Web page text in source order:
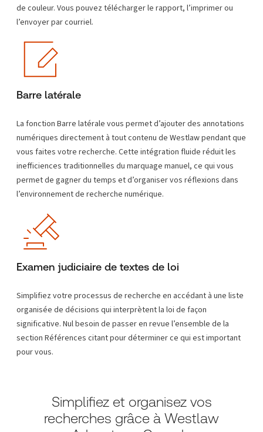
de couleur. Vous pouvez télécharger le rapport, l’imprimer ou
l’envoyer par courriel.
Barre latérale
La fonction Barre latérale vous permet d’ajouter des annotations
numériques directement à tout contenu de Westlaw pendant que
vous faites votre recherche. Cette intégration fluide réduit les
inefficiences traditionnelles du marquage manuel, ce qui vous
permet de gagner du temps et d’organiser vos réflexions dans
l’environnement de recherche numérique.
Examen judiciaire de textes de loi
Simplifiez votre processus de recherche en accédant à une liste
organisée de décisions qui interprètent la loi de façon
significative. Nul besoin de passer en revue l’ensemble de la
section Références citant pour déterminer ce qui est important
pour vous.
Simplifiez et organisez vos
recherches grâce à Westlaw